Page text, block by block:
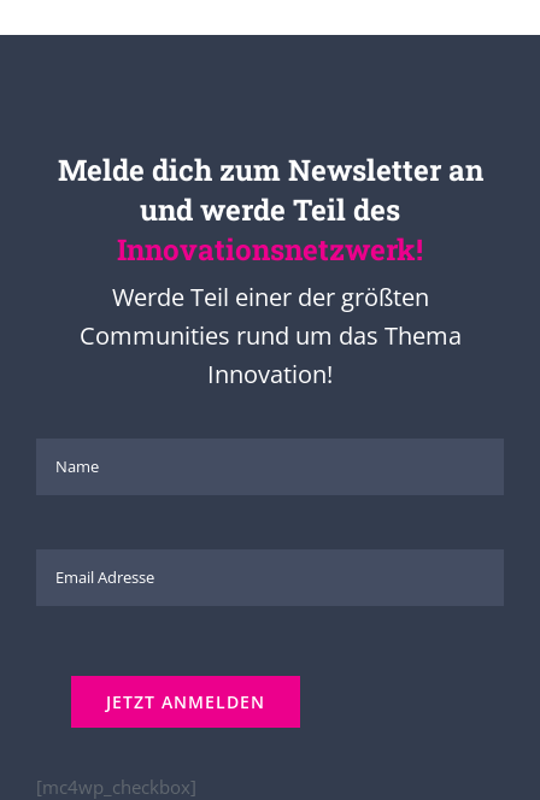
Melde dich zum Newsletter an
und werde Teil des
Innovationsnetzwerk!
Werde Teil einer der größten
Communities rund um das Thema
Innovation!
[mc4wp_checkbox]